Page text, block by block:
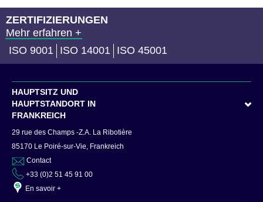
ZERTIFIZIERUNGEN
Mehr erfahren +
ISO 9001 ISO 14001 ISO 45001
HAUPTSITZ UND
HAUPTSTANDORT IN
FRANKREICH
29 rue des Champs -Z.A. La Ribotière
85170 Le Poiré-sur-Vie, Frankreich
Contact
+33 (0)2 51 45 91 00
En savoir +